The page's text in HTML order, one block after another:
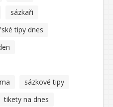
sázkaři
tipy dnes
sázkové tipy
tikety na dnes